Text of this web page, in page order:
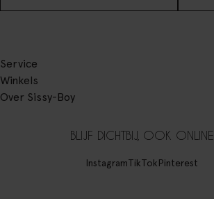
Service
Winkels
Over Sissy-Boy
BLIJF DICHTBIJ, OOK ONLINE
InstagramTikTokPinterest